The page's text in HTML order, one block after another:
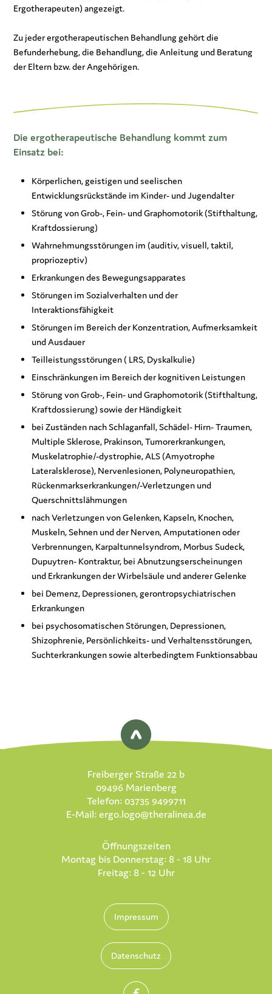
Ergotherapeuten) angezeigt.
Zu jeder ergotherapeutischen Behandlung gehört die
Befunderhebung, die Behandlung, die Anleitung und Beratung
der Eltern bzw. der Angehörigen.
Die ergotherapeutische Behandlung kommt zum
Einsatz bei:
Körperlichen, geistigen und seelischen
Entwicklungsrückstände im Kinder- und Jugendalter
Störung von Grob-, Fein- und Graphomotorik (Stifthaltung,
Kraftdossierung)
Wahrnehmungsstörungen im (auditiv, visuell, taktil,
propriozeptiv)
Erkrankungen des Bewegungsapparates
Störungen im Sozialverhalten und der
Interaktionsfähigkeit
Störungen im Bereich der Konzentration, Aufmerksamkeit
und Ausdauer
Teilleistungsstörungen ( LRS, Dyskalkulie)
Einschränkungen im Bereich der kognitiven Leistungen
Störung von Grob-, Fein- und Graphomotorik (Stifthaltung,
Kraftdossierung) sowie der Händigkeit
bei Zuständen nach Schlaganfall, Schädel- Hirn- Traumen,
Multiple Sklerose, Prakinson, Tumorerkrankungen,
Muskelatrophie/-dystrophie, ALS (Amyotrophe
Lateralsklerose), Nervenlesionen, Polyneuropathien,
Rückenmarkserkrankungen/-Verletzungen und
Querschnittslähmungen
nach Verletzungen von Gelenken, Kapseln, Knochen,
Muskeln, Sehnen und der Nerven, Amputationen oder
Verbrennungen, Karpaltunnelsyndrom, Morbus Sudeck,
Dupuytren- Kontraktur, bei Abnutzungserscheinungen
und Erkrankungen der Wirbelsäule und anderer Gelenke
bei Demenz, Depressionen, gerontropsychiatrischen
Erkrankungen
bei psychosomatischen Störungen, Depressionen,
Shizophrenie, Persönlichkeits- und Verhaltensstörungen,
Suchterkrankungen sowie alterbedingtem Funktionsabbau
Freiberger Straße 22 b
09496 Marienberg
Telefon: 03735 9499711
E-Mail:ergo.logo@theralinea.de
Öffnungszeiten
Montag bis Donnerstag: 8 - 18 Uhr
Freitag: 8 - 12 Uhr
Impressum
Datenschutz